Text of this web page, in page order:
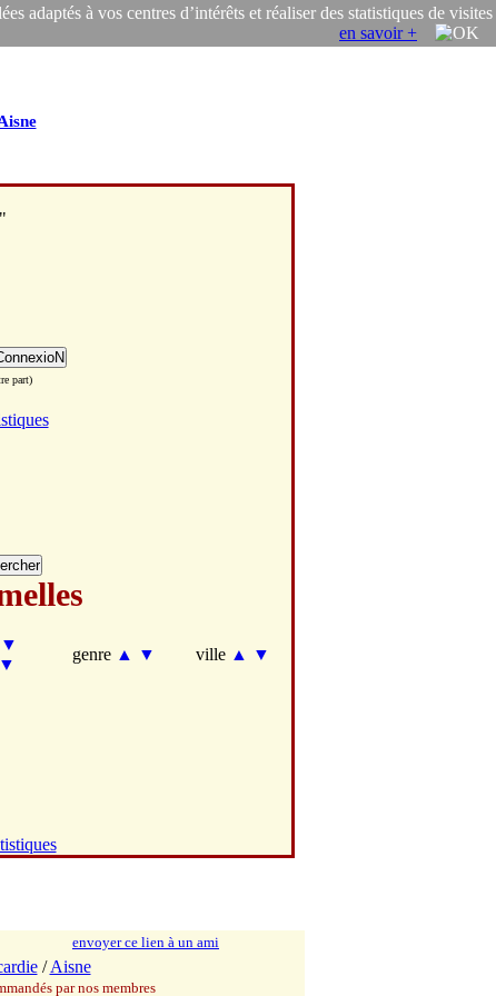
adaptés à vos centres d’intérêts et réaliser des statistiques de visites
en savoir +
part)
▼
▼
genre ▲ ▼ ville ▲ ▼
envoyer ce lien à un ami
/Aisne
par nos membres